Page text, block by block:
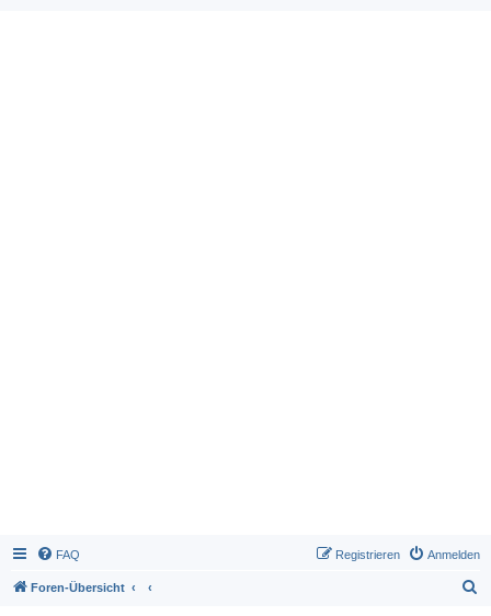
FAQ Anmelden
Registrieren
Foren-Übersicht